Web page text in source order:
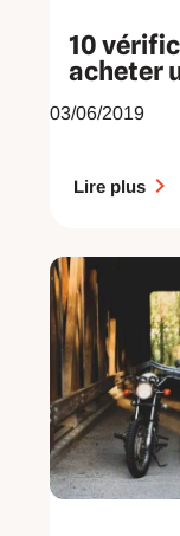
10​
acheter
03/06/2019
Lire plus